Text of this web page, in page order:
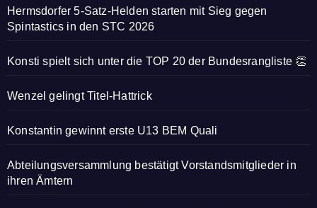
Hermsdorfer 5-Satz-Helden starten mit Sieg gegen
Spintastics in den STC 2026
Konsti spielt sich unter die TOP 20 der Bundesrangliste 👏
Wenzel gelingt Titel-Hattrick
Konstantin gewinnt erste U13 BEM Quali
Abteilungsversammlung bestätigt Vorstandsmitglieder in
ihren Ämtern